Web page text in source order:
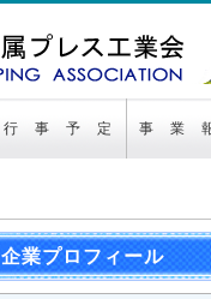
行 事 予 定 事 業
企業プロフィール